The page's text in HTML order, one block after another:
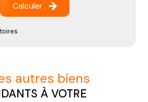
Calculer
autres biens
À VOTRE